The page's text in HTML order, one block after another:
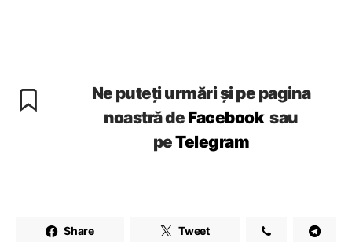
Ne puteți urmări și pe pagina
noastră de Facebook sau
peTelegram
Share Tweet